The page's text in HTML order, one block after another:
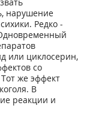
нарушение
Редко -
или циклосерин,
со
же эффект
В
реакции и